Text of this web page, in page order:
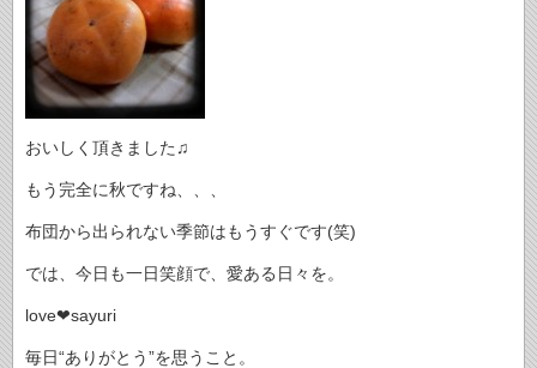
おいしく頂きました♫
もう完全に秋ですね、、、
布団から出られない季節はもうすぐです(笑)
では、今日も一日笑顔で、愛ある日々を。
love❤sayuri
毎日“ありがとう”を思うこと。